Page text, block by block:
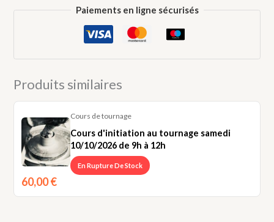
9h00
à
12h00
Paiements en ligne sécurisés
Produits similaires
Cours de tournage
Cours d'initiation au tournage samedi
10/10/2026 de 9h à 12h
En Rupture De Stock
60,00€